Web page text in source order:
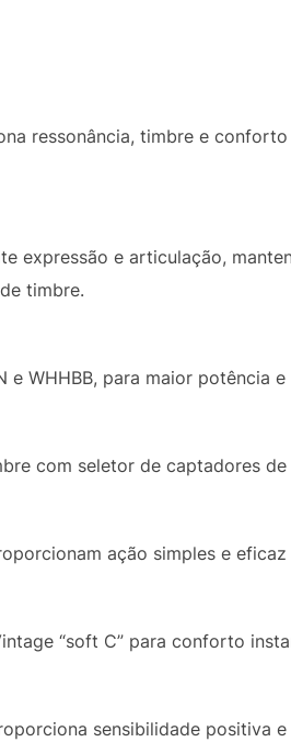
ressonância, timbre e
expressão e articulação,
timbre.
e WHHBB, para maior potência
com seletor de captadores de
ação simples e
“soft C” para conforto
sensibilidade positiva